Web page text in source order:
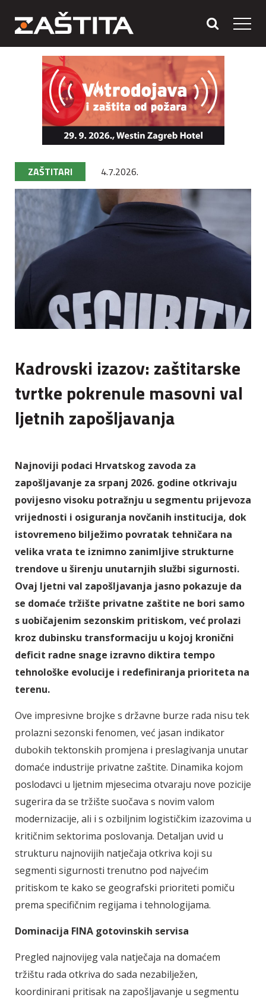
ZAŠTITARI 4.7.2026.
Kadrovski izazov: zaštitarske
tvrtke pokrenule masovni val
ljetnih zapošljavanja
Najnoviji podaci Hrvatskog zavoda za
zapošljavanje za srpanj 2026. godine otkrivaju
povijesno visoku potražnju u segmentu prijevoza
vrijednosti i osiguranja novčanih institucija, dok
istovremeno bilježimo povratak tehničara na
velika vrata te iznimno zanimljive strukturne
trendove u širenju unutarnjih službi sigurnosti.
Ovaj ljetni val zapošljavanja jasno pokazuje da
se domaće tržište privatne zaštite ne bori samo
s uobičajenim sezonskim pritiskom, već prolazi
kroz dubinsku transformaciju u kojoj kronični
deficit radne snage izravno diktira tempo
tehnološke evolucije i redefiniranja prioriteta na
terenu.
Ove impresivne brojke s državne burze rada nisu tek
prolazni sezonski fenomen, već jasan indikator
dubokih tektonskih promjena i preslagivanja unutar
domaće industrije privatne zaštite. Dinamika kojom
poslodavci u ljetnim mjesecima otvaraju nove pozicije
sugerira da se tržište suočava s novim valom
modernizacije, ali i s ozbiljnim logističkim izazovima u
kritičnim sektorima poslovanja. Detaljan uvid u
strukturu najnovijih natječaja otkriva koji su
segmenti sigurnosti trenutno pod najvećim
pritiskom te kako se geografski prioriteti pomiču
prema specifičnim regijama i tehnologijama.
Dominacija FINA gotovinskih servisa
Pregled najnovijeg vala natječaja na domaćem
tržištu rada otkriva do sada nezabilježen,
koordinirani pritisak na zapošljavanje u segmentu